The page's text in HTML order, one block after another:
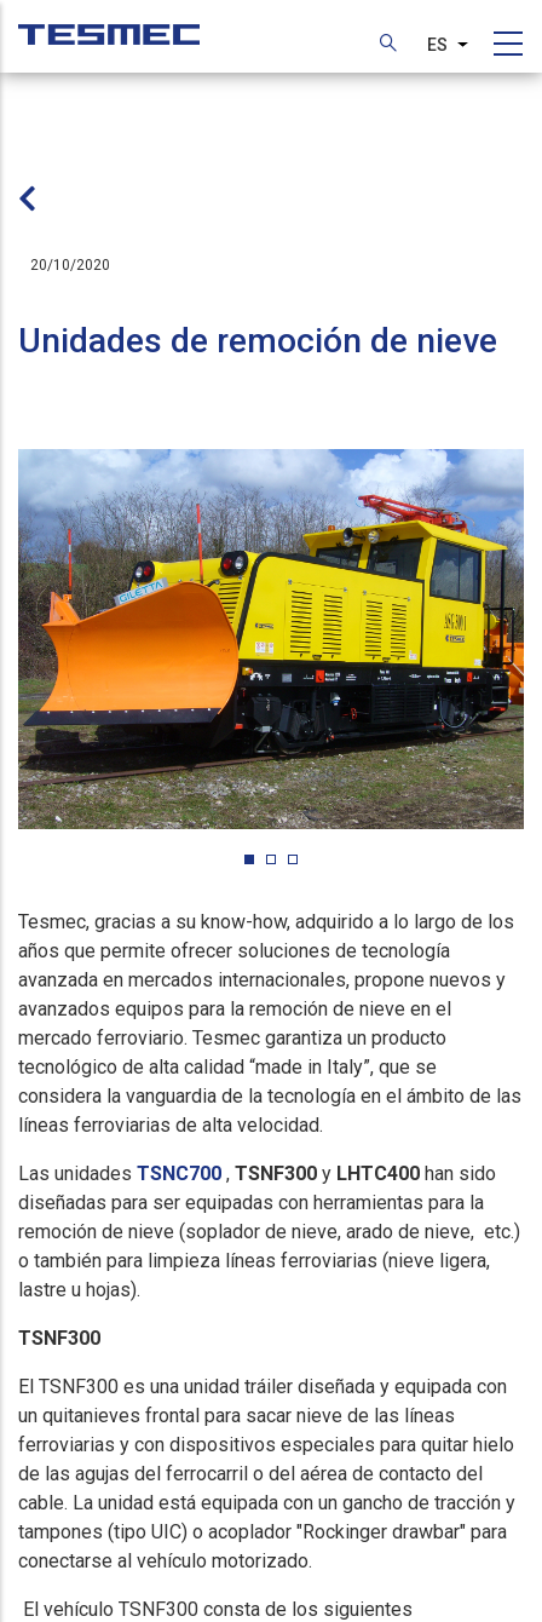
contenido
ES Lista
20/10/2020
Unidades de remoción de nieve
Tesmec, gracias a su know-how, adquirido a lo largo de los
años que permite ofrecer soluciones de tecnología
avanzada en mercados internacionales, propone nuevos y
avanzados equipos para la remoción de nieve en el
mercado ferroviario. Tesmec garantiza un producto
tecnológico de alta calidad “made in Italy”, que se
considera la vanguardia de la tecnología en el ámbito de las
líneas ferroviarias de alta velocidad.
Las unidades TSNC700 , TSNF300 y LHTC400 han sido
diseñadas para ser equipadas con herramientas para la
remoción de nieve (soplador de nieve, arado de nieve, etc.)
o también para limpieza líneas ferroviarias (nieve ligera,
lastre u hojas).
TSNF300
El TSNF300 es una unidad tráiler diseñada y equipada con
un quitanieves frontal para sacar nieve de las líneas
ferroviarias y con dispositivos especiales para quitar hielo
de las agujas del ferrocarril o del aérea de contacto del
cable. La unidad está equipada con un gancho de tracción y
tampones (tipo UIC) o acoplador "Rockinger drawbar" para
conectarse al vehículo motorizado.
El vehículo TSNF300 consta de los siguientes